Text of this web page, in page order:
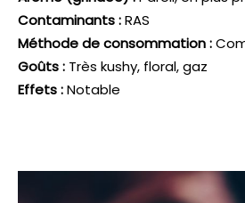
Contaminants :RAS
Méthode de consommation :
Goûts : Très kushy, floral, gaz
Effets :Notable